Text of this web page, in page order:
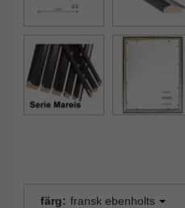
färg: fransk ebenholts